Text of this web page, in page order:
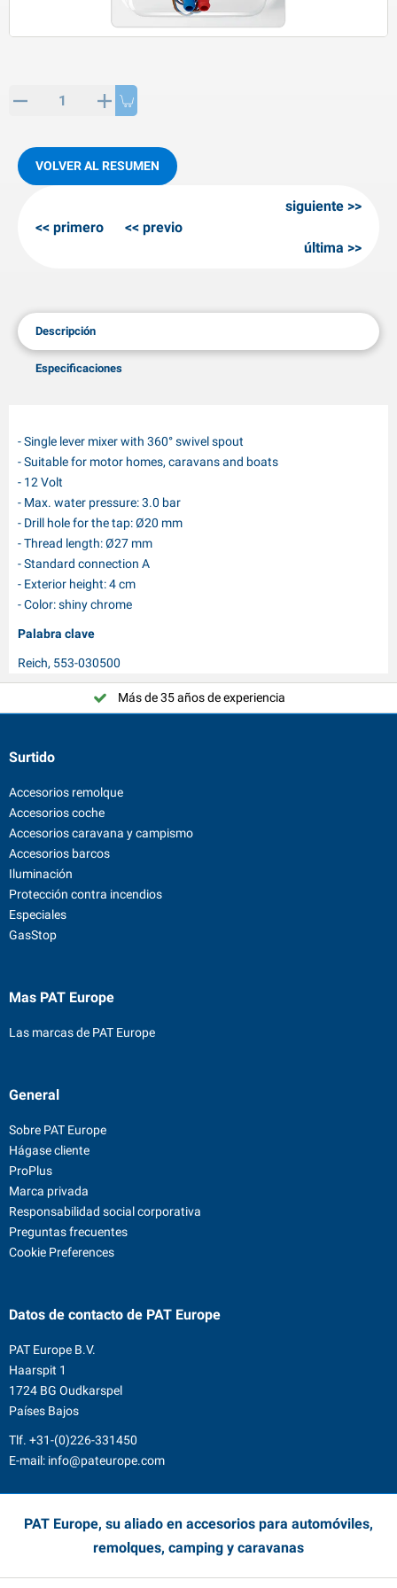
para invierno
VOLVER AL RESUMEN
primero previo
siguiente
última
Descripción
Especificaciones
- Single lever mixer with 360° swivel spout
- Suitable for motor homes, caravans and boats
- 12 Volt
- Max. water pressure: 3.0 bar
- Drill hole for the tap: Ø20 mm
- Thread length: Ø27 mm
- Standard connection A
- Exterior height: 4 cm
- Color: shiny chrome
Palabra clave
Reich, 553-030500
Más de 35 años de experiencia
Surtido
Accesorios remolque
Accesorios coche
Accesorios caravana y campismo
Accesorios barcos
Iluminación
Protección contra incendios
Especiales
GasStop
Mas PAT Europe
Las marcas de PAT Europe
General
Sobre PAT Europe
Hágase cliente
ProPlus
Marca privada
Responsabilidad social corporativa
Preguntas frecuentes
Cookie Preferences
Datos de contacto de PAT Europe
PAT Europe B.V.
Haarspit 1
1724 BG Oudkarspel
Países Bajos
Tlf. +31-(0)226-331450
E-mail: info@pateurope.com
PAT Europe, su aliado en accesorios para automóviles,
remolques, camping y caravanas